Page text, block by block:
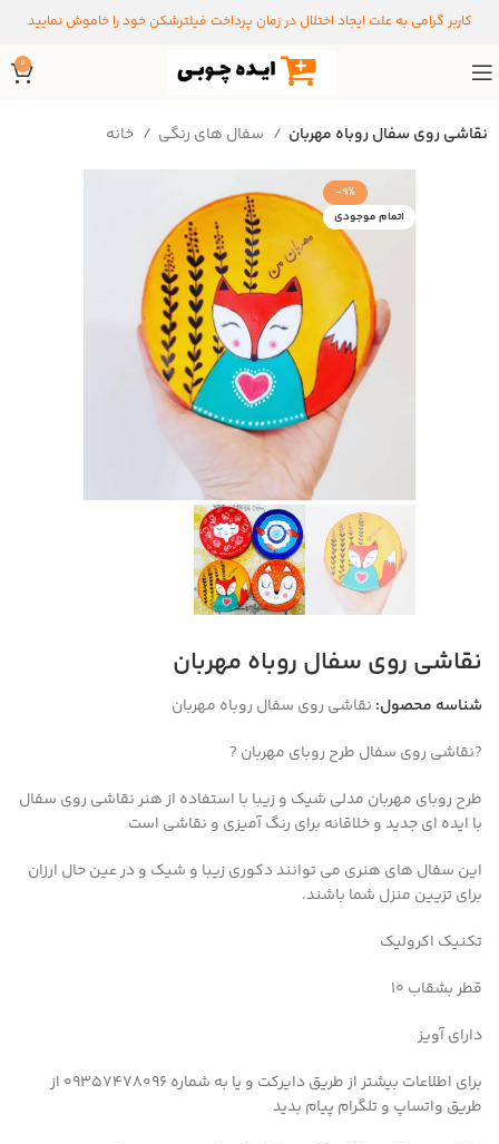
کاربر گرامی به علت ایجاد اختلال در زمان پرداخت فیلترشکن خود را خاموش نمایید
0
خانه نقاشی روی سفال روباه مهربان
-9%
اتمام موجودی
نقاشی روی سفال روباه مهربان
شناسه محصول: نقاشی روی سفال روباه مهربان
?نقاشی روی سفال طرح روبای مهربان ?
طرح روبای مهربان مدلی شیک و زیبا با استفاده از هنر نقاشی روی سفال
با ایده ای جدید و خلاقانه برای رنگ آمیزی و نقاشی است
این سفال های هنری می توانند دکوری زیبا و شیک و در عین حال ارزان
برای تزیین منزل شما باشند.
تکنیک اکرولیک
قطر بشقاب ۱۰
دارای آویز
برای اطلاعات بیشتر از طریق دایرکت و یا به شماره 09357478096 از
طریق واتساپ و تلگرام پیام بدید